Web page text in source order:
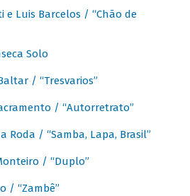
e Luis Barcelos / “Chão de
Solo
/ “Tresvarios”
/ “Autorretrato”
Roda / “Samba, Lapa, Brasil”
/ “Duplo”
/ “Zambê”